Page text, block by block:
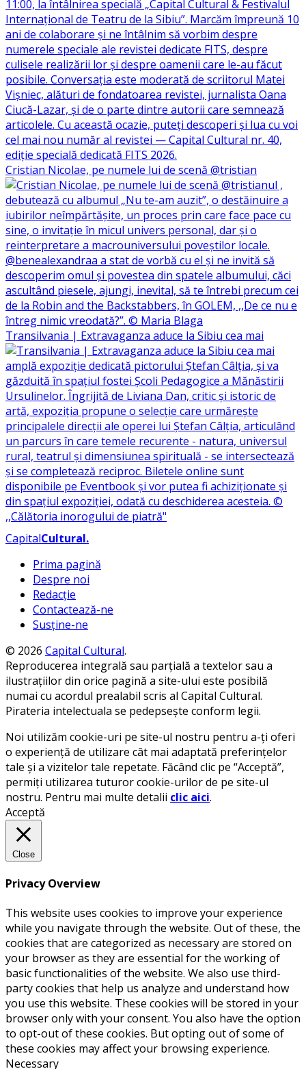
Cristian Nicolae, pe numele lui de scenă @tristian
Transilvania | Extravaganza aduce la Sibiu cea mai
CapitalCultural.
Prima pagină
Despre noi
Redacție
Contactează-ne
Susține-ne
© 2026 Capital Cultural.
Reproducerea integrală sau parțială a textelor sau a
ilustrațiilor din orice pagină a site-ului este posibilă
numai cu acordul prealabil scris al Capital Cultural.
Pirateria intelectuala se pedepsește conform legii.
Noi utilizăm cookie-uri pe site-ul nostru pentru a-ți oferi
o experiență de utilizare cât mai adaptată preferințelor
tale și a vizitelor tale repetate. Făcând clic pe “Acceptă”,
permiți utilizarea tuturor cookie-urilor de pe site-ul
nostru. Pentru mai multe detalii clic aici.
Acceptă
Close
Privacy Overview
This website uses cookies to improve your experience
while you navigate through the website. Out of these, the
cookies that are categorized as necessary are stored on
your browser as they are essential for the working of
basic functionalities of the website. We also use third-
party cookies that help us analyze and understand how
you use this website. These cookies will be stored in your
browser only with your consent. You also have the option
to opt-out of these cookies. But opting out of some of
these cookies may affect your browsing experience.
Necessary